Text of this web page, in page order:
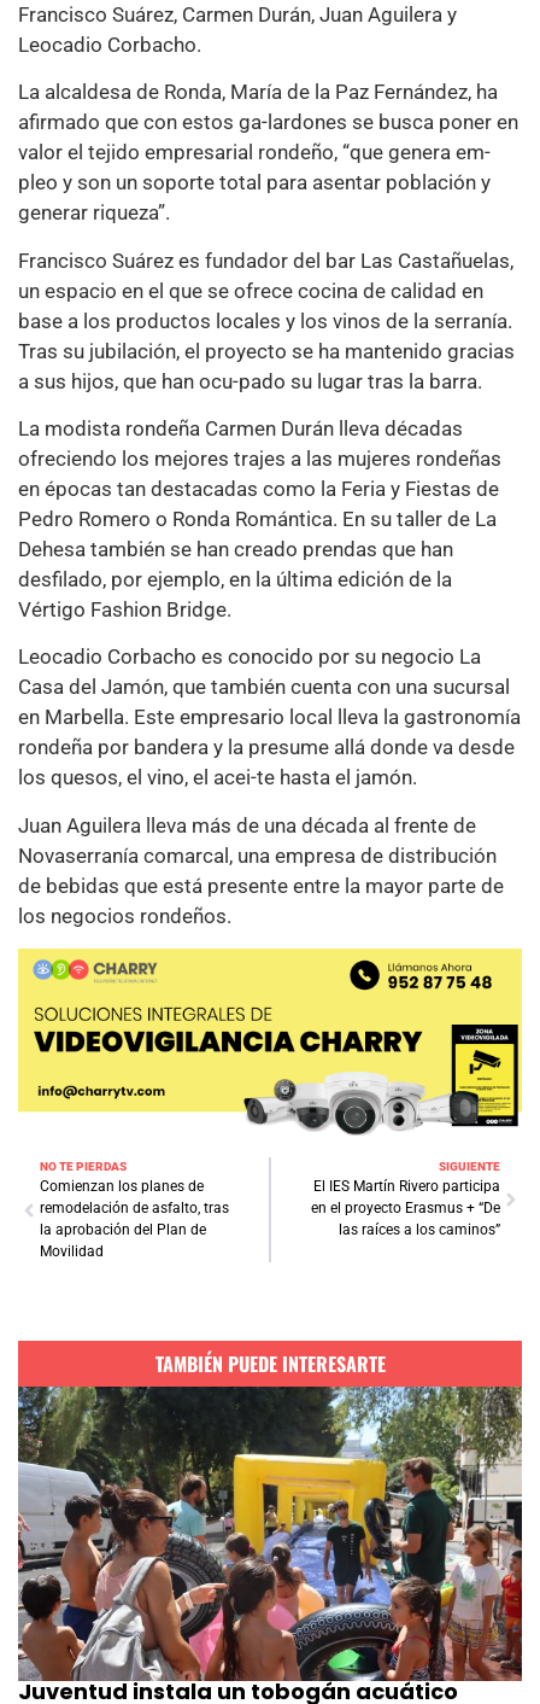
Francisco Suárez, Carmen Durán, Juan Aguilera y
Leocadio Corbacho.
La alcaldesa de Ronda, María de la Paz Fernández, ha
afirmado que con estos ga-lardones se busca poner en
valor el tejido empresarial rondeño, “que genera em-
pleo y son un soporte total para asentar población y
generar riqueza”.
Francisco Suárez es fundador del bar Las Castañuelas,
un espacio en el que se ofrece cocina de calidad en
base a los productos locales y los vinos de la serranía.
Tras su jubilación, el proyecto se ha mantenido gracias
a sus hijos, que han ocu-pado su lugar tras la barra.
La modista rondeña Carmen Durán lleva décadas
ofreciendo los mejores trajes a las mujeres rondeñas
en épocas tan destacadas como la Feria y Fiestas de
Pedro Romero o Ronda Romántica. En su taller de La
Dehesa también se han creado prendas que han
desfilado, por ejemplo, en la última edición de la
Vértigo Fashion Bridge.
Leocadio Corbacho es conocido por su negocio La
Casa del Jamón, que también cuenta con una sucursal
en Marbella. Este empresario local lleva la gastronomía
rondeña por bandera y la presume allá donde va desde
los quesos, el vino, el acei-te hasta el jamón.
Juan Aguilera lleva más de una década al frente de
Novaserranía comarcal, una empresa de distribución
de bebidas que está presente entre la mayor parte de
los negocios rondeños.
NO TE PIERDAS
Comienzan los planes de
remodelación de asfalto, tras
la aprobación del Plan de
Movilidad
SIGUIENTE
El IES Martín Rivero participa
en el proyecto Erasmus + “De
las raíces a los caminos”
TAMBIÉN PUEDE INTERESARTE
Juventud instala un tobogán acuático